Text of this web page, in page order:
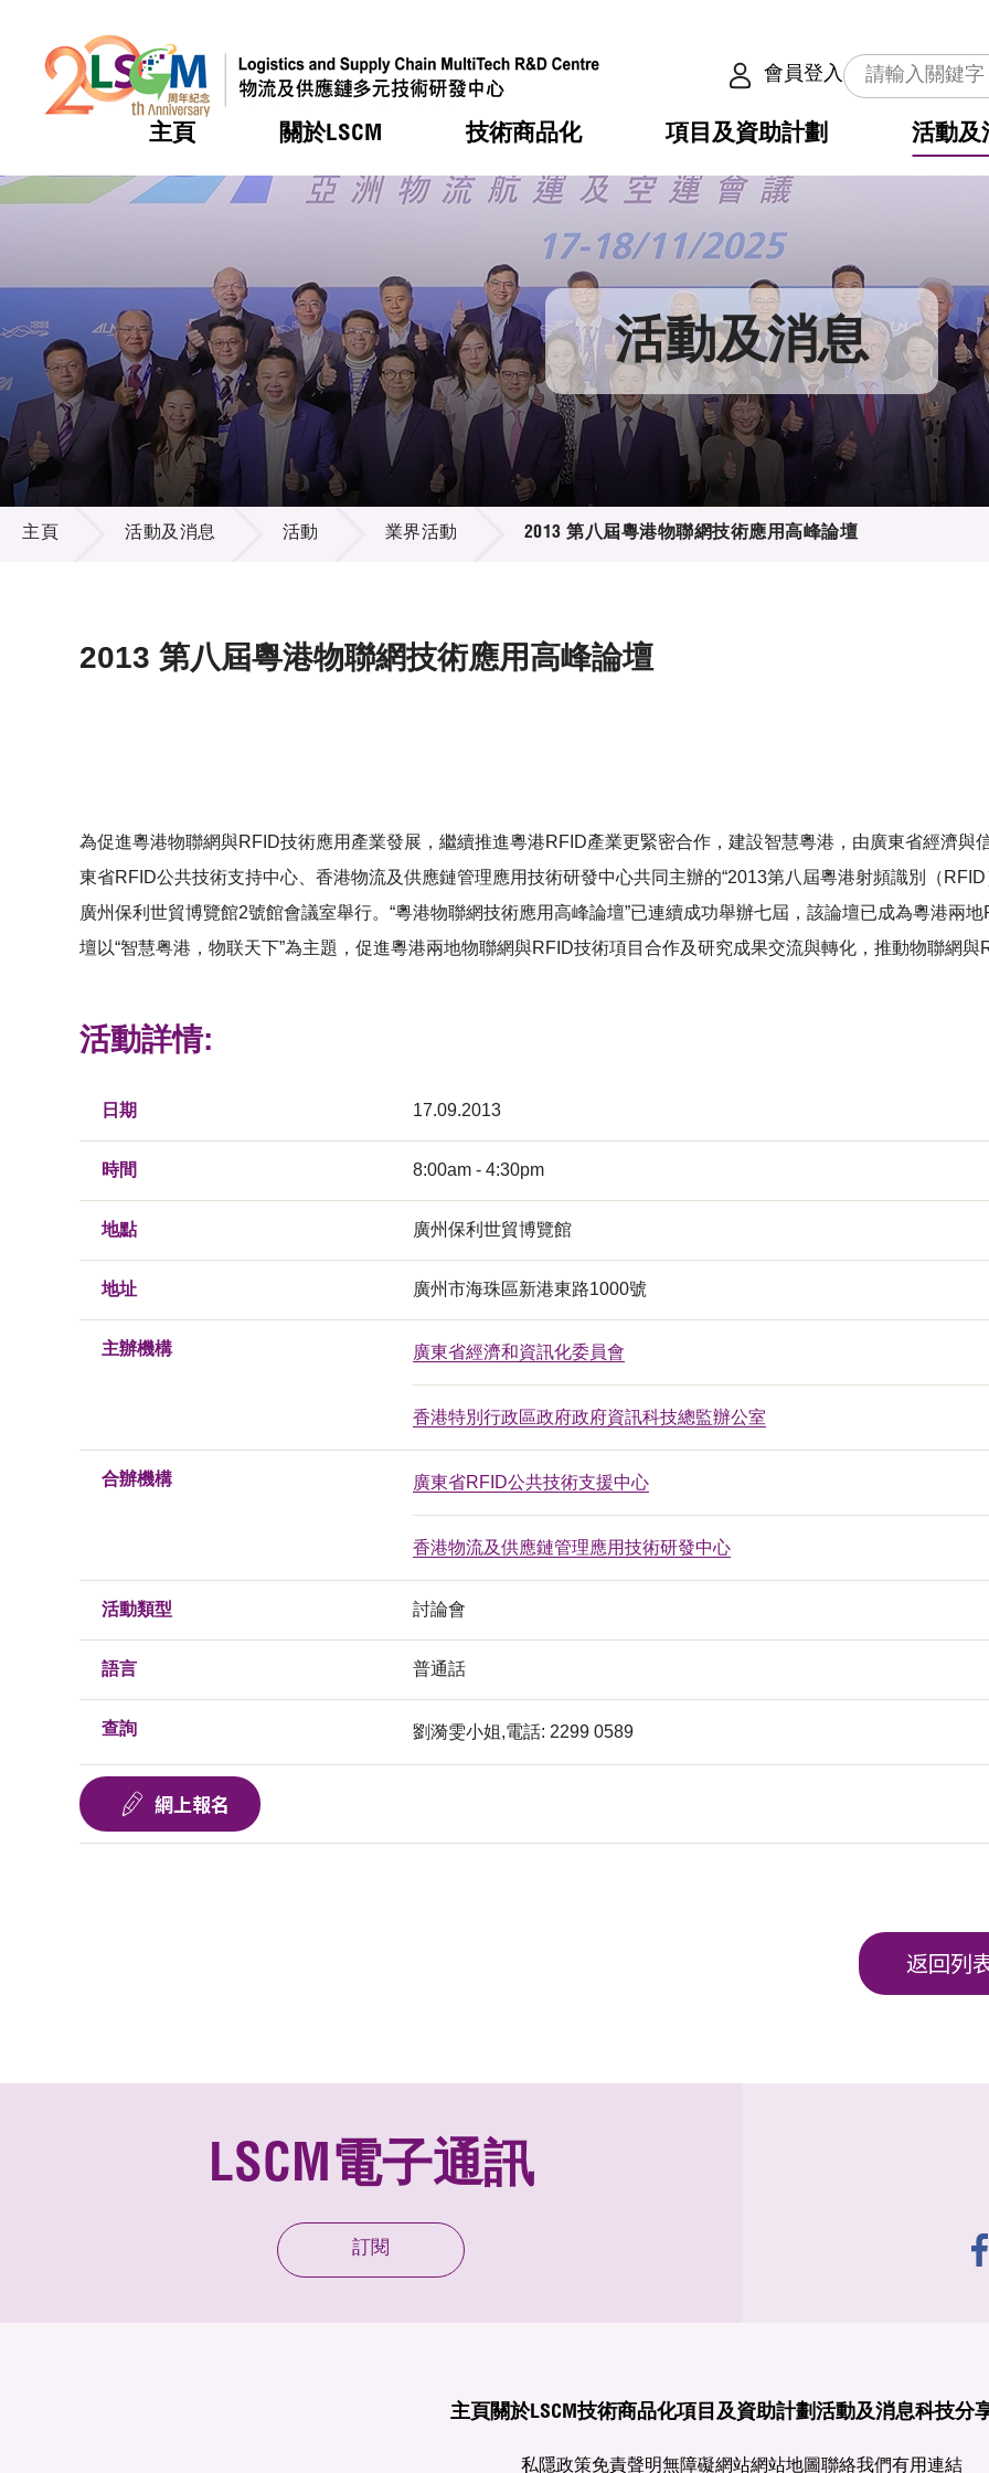
會員登入
主頁 關於LSCM
熱門 機構簡介
組織架構
組織架構
董事局
研究顧問
招標通告
技術商品化
熱門 服務
可獲授權之技術
應用於公共服務之創新技術
重點項目
項目及資助計劃
熱門 合作計劃
資助計劃
資助計劃
稅務優惠
申請
評審
徵求研發項目計劃書
項目資料庫
活動及
熱門 活動
獎項
新聞中心
媒體報導
新聞稿
資訊中心
多媒體
出版刊物
熱門 會籍及服務
會員列表
會員登入 活動及消息
活動及消息
主頁 活動及消息 活動 業界活動 2013 第八屆粵港物聯網技術應用高峰論壇
2013 第八屆粵港物聯網技術應用高峰論壇
為促進粵港物聯網與RFID技術應用產業發展，繼續推進粵港RFID產業更緊密合作，建設智慧粵港，由廣東省經濟與
東省RFID公共技術支持中心、香港物流及供應鏈管理應用技術研發中心共同主辦的“2013第八屆粵港射頻識別（
廣州保利世貿博覽館2號館會議室舉行。“粵港物聯網技術應用高峰論壇”已連續成功舉辦七屆，該論壇已成為粵港兩
壇以“智慧粤港，物联天下”為主題，促進粵港兩地物聯網與RFID技術項目合作及研究成果交流與轉化，推動物聯網與
活動詳情:
日期 17.09.2013
時間 8:00am - 4:30pm
地點 廣州保利世貿博覽館
地址 廣州市海珠區新港東路1000號
主辦機構 廣東省經濟和資訊化委員會
香港特別行政區政府政府資訊科技總監辦公室
合辦機構 廣東省RFID公共技術支援中心
香港物流及供應鏈管理應用技術研發中心
活動類型 討論會
語言 普通話
查詢 劉漪雯小姐,電話: 2299 0589
網上報名
返回列
LSCM電子通訊
訂閱
主頁關於LSCM技術商品化項目及資助計劃活動及消息科技分
私隱政策免責聲明無障礙網站網站地圖聯絡我們有用連結